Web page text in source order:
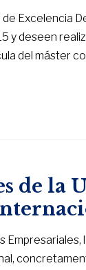
de Excelencia
y deseen
del máster
de la